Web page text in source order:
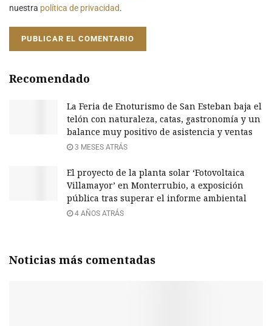
nuestra política de privacidad.
Recomendado
La Feria de Enoturismo de San Esteban baja el
telón con naturaleza, catas, gastronomía y un
balance muy positivo de asistencia y ventas
3 MESES ATRÁS
El proyecto de la planta solar ‘Fotovoltaica
Villamayor’ en Monterrubio, a exposición
pública tras superar el informe ambiental
4 AÑOS ATRÁS
Noticias más comentadas